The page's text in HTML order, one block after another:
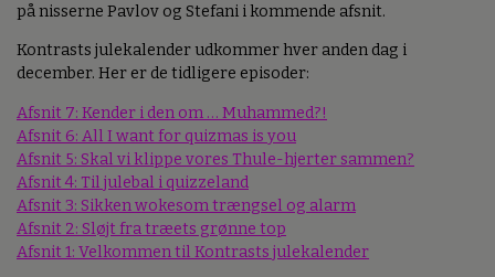
på nisserne Pavlov og Stefani i kommende afsnit.
Kontrasts julekalender udkommer hver anden dag i
december. Her er de tidligere episoder:
Afsnit 7: Kender i den om … Muhammed?!
Afsnit 6: All I want for quizmas is you
Afsnit 5: Skal vi klippe vores Thule-hjerter sammen?
Afsnit 4: Til julebal i quizzeland
Afsnit 3: Sikken wokesom trængsel og alarm
Afsnit 2: Sløjt fra træets grønne top
Afsnit 1: Velkommen til Kontrasts julekalender